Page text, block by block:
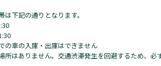
は下記の通りとなります。
の車の入庫・出庫はできません
所はありません。交通渋滞発生を回避するため、必